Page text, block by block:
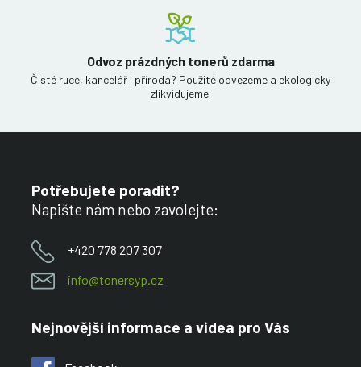
Odvoz prázdných tonerů zdarma
Čisté ruce, kancelář i příroda? Použité odvezeme a ekologicky
zlikvidujeme.
Potřebujete poradit?
Napište nám nebo zavolejte:
+420 778 207 307
info@tonersyp.cz
Nejnovější informace a videa pro Vás